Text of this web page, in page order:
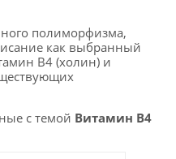
полиморфизма,
как выбранный
В4 (холин) и
с темой Витамин В4